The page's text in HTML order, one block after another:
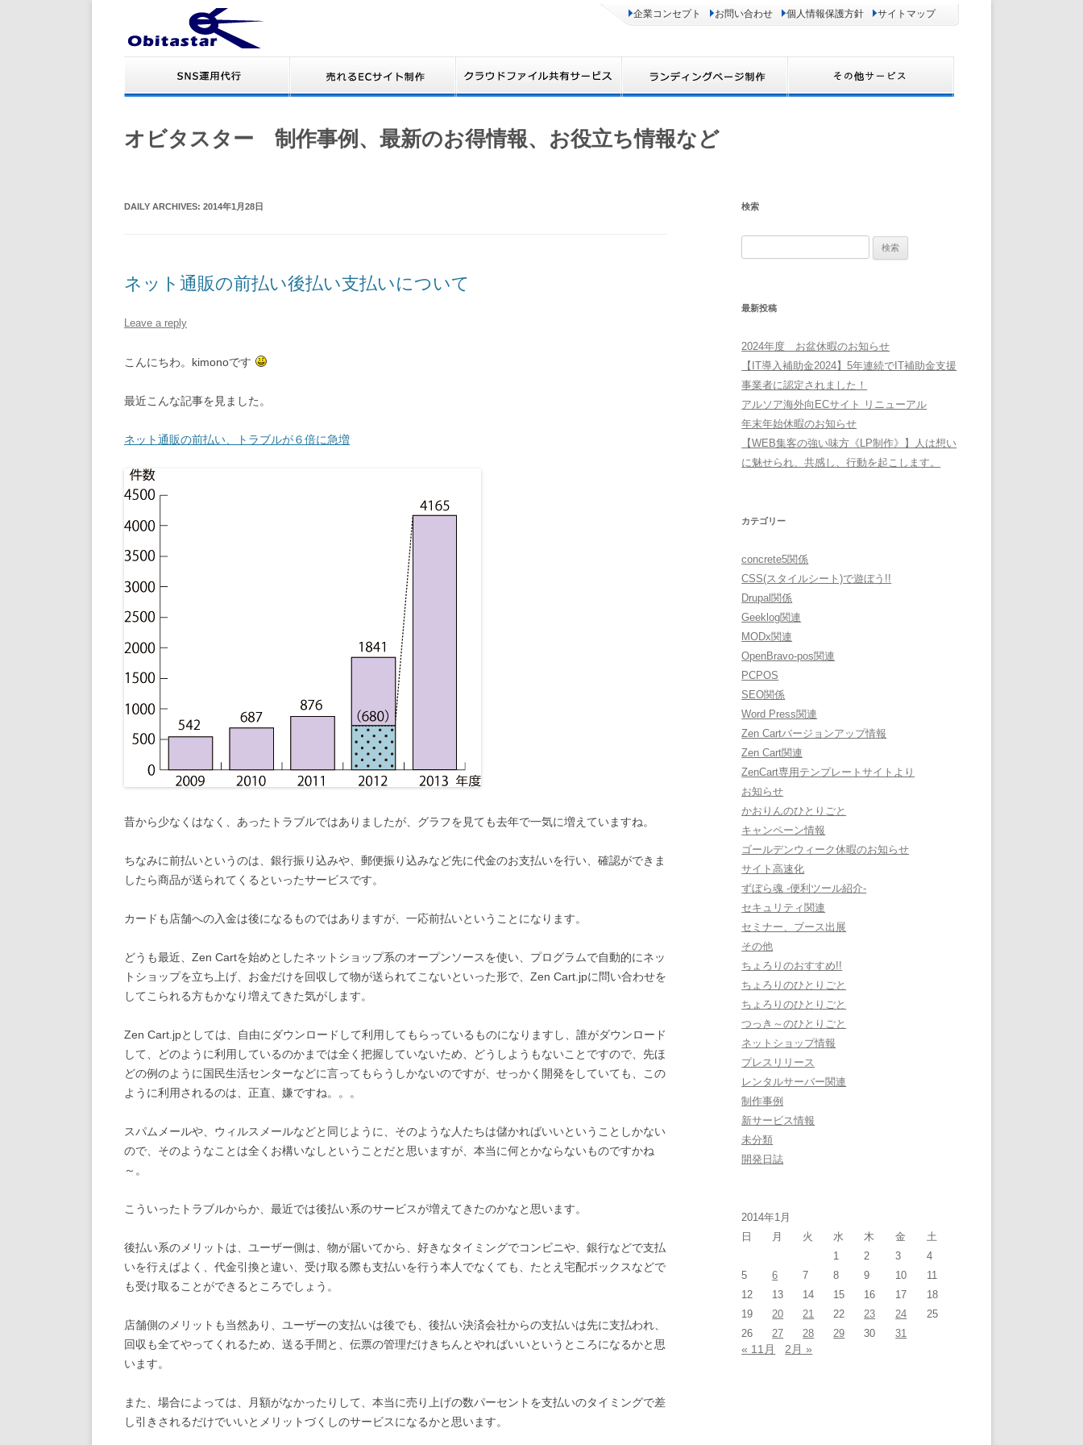
企業コンセプト お問い合わせ 個人情報保護方針 サイトマップ
オビタスター 制作事例、最新のお得情報、お役立ち情報など
DAILY ARCHIVES: 2014年1月28日
ネット通販の前払い後払い支払いについて
Leave a reply
こんにちわ。kimonoです
最近こんな記事を見ました。
ネット通販の前払い、トラブルが６倍に急増
昔から少なくはなく、あったトラブルではありましたが、グラフを見ても去年で一気に増えていますね。
ちなみに前払いというのは、銀行振り込みや、郵便振り込みなど先に代金のお支払いを行い、確認ができま
したら商品が送られてくるといったサービスです。
カードも店舗への入金は後になるものではありますが、一応前払いということになります。
どうも最近、Zen Cartを始めとしたネットショップ系のオープンソースを使い、プログラムで自動的にネッ
トショップを立ち上げ、お金だけを回収して物が送られてこないといった形で、Zen Cart.jpに問い合わせを
してこられる方もかなり増えてきた気がします。
Zen Cart.jpとしては、自由にダウンロードして利用してもらっているものになりますし、誰がダウンロード
して、どのように利用しているのかまでは全く把握していないため、どうしようもないことですので、先ほ
どの例のように国民生活センターなどに言ってもらうしかないのですが、せっかく開発をしていても、この
ように利用されるのは、正直、嫌ですね。。。
スパムメールや、ウィルスメールなどと同じように、そのような人たちは儲かればいいということしかない
ので、そのようなことは全くお構いなしということだと思いますが、本当に何とかならないものですかね
～。
こういったトラブルからか、最近では後払い系のサービスが増えてきたのかなと思います。
後払い系のメリットは、ユーザー側は、物が届いてから、好きなタイミングでコンビニや、銀行などで支払
いを行えばよく、代金引換と違い、受け取る際も支払いを行う本人でなくても、たとえ宅配ボックスなどで
も受け取ることができるところでしょう。
店舗側のメリットも当然あり、ユーザーの支払いは後でも、後払い決済会社からの支払いは先に支払われ、
回収も全てやってくれるため、送る手間と、伝票の管理だけきちんとやればいいというところになるかと思
います。
また、場合によっては、月額がなかったりして、本当に売り上げの数パーセントを支払いのタイミングで差
し引きされるだけでいいとメリットづくしのサービスになるかと思います。
検索
最新投稿
2024年度 お盆休暇のお知らせ
【IT導入補助金2024】5年連続でIT補助金支援
事業者に認定されました！
アルソア海外向ECサイト リニューアル
年末年始休暇のお知らせ
【WEB集客の強い味方《LP制作》】人は想い
に魅せられ、共感し、行動を起こします。
カテゴリー
concrete5関係
CSS(スタイルシート)で遊ぼう!!
Drupal関係
Geeklog関連
MODx関連
OpenBravo-pos関連
PCPOS
SEO関係
Word Press関連
Zen Cartバージョンアップ情報
Zen Cart関連
ZenCart専用テンプレートサイトより
お知らせ
かおりんのひとりごと
キャンペーン情報
ゴールデンウィーク休暇のお知らせ
サイト高速化
ずぼら魂 -便利ツール紹介-
セキュリティ関連
セミナー、ブース出展
その他
ちょろりのおすすめ!!
ちょろりのひとりごと
ちょろりのひとりごと
つっき～のひとりごと
ネットショップ情報
プレスリリース
レンタルサーバー関連
制作事例
新サービス情報
未分類
開発日誌
2014年1月
日
月 火 水 木 金
土
1
2 3
4
5
6 7 8 9 10
11
12
13 14 15 16 17
18
19
20 21 22 23 24
25
26
27 28 29 30 31
« 11月 2月 »